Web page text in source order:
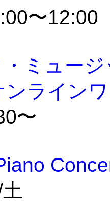
〜12:00
ミュー
ンライン
〜